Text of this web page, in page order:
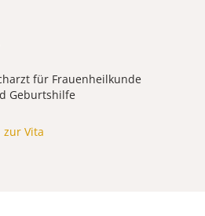
für Frauenheilkunde
Geburtshilfe
zur Vita